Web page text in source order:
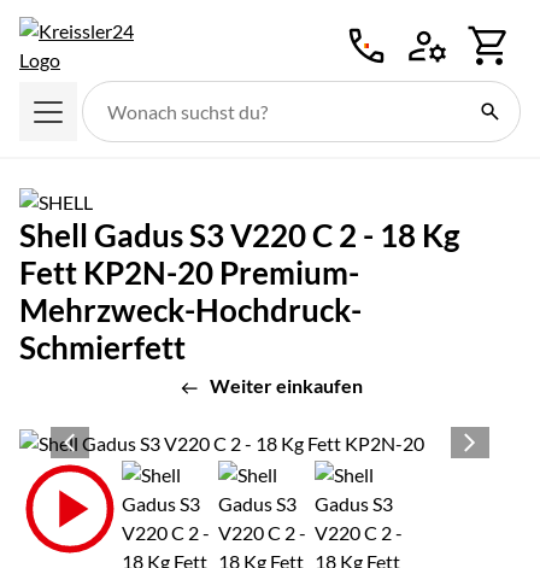
Shell Gadus S3 V220 C 2 - 18 Kg
Fett KP2N-20 Premium-
Mehrzweck-Hochdruck-
Schmierfett
Weiter einkaufen
Produktgalerie
Zur Kaufbox springen